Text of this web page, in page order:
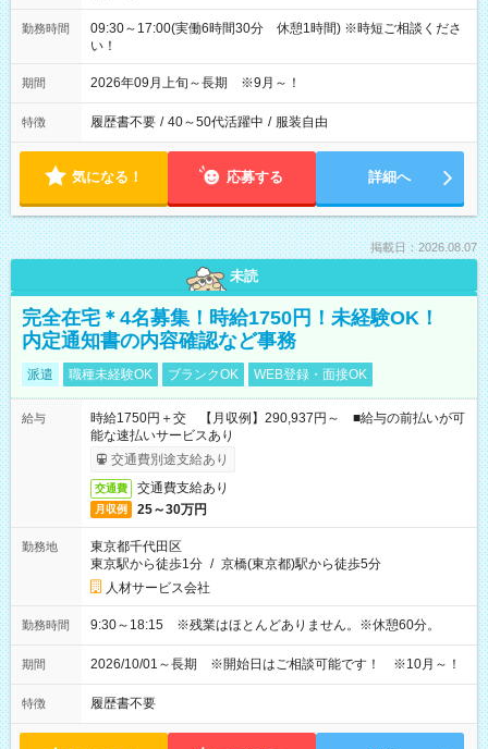
勤務時間
09:30～17:00(実働6時間30分 休憩1時間) ※時短ご相談くださ
い！
期間 2026年09月上旬～長期 ※9月～！
特徴 履歴書不要 / 40～50代活躍中 / 服装自由
気になる！ 応募する 詳細へ
掲載日：2026.08.07
未読
完全在宅＊4名募集！時給1750円！未経験OK！
内定通知書の内容確認など事務
派遣 職種未経験OK ブランクOK WEB登録・面接OK
給与
時給1750円＋交 【月収例】290,937円～ ■給与の前払いが可
能な速払いサービスあり
交通費別途支給あり
交通費 交通費支給あり
月収例 25～30万円
勤務地
東京都千代田区
東京駅から徒歩1分 / 京橋(東京都)駅から徒歩5分
人材サービス会社
勤務時間 9:30～18:15 ※残業はほとんどありません。※休憩60分。
期間 2026/10/01～長期 ※開始日はご相談可能です！ ※10月～！
特徴 履歴書不要